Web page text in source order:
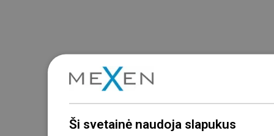
Ši svetainė naudoja slapukus